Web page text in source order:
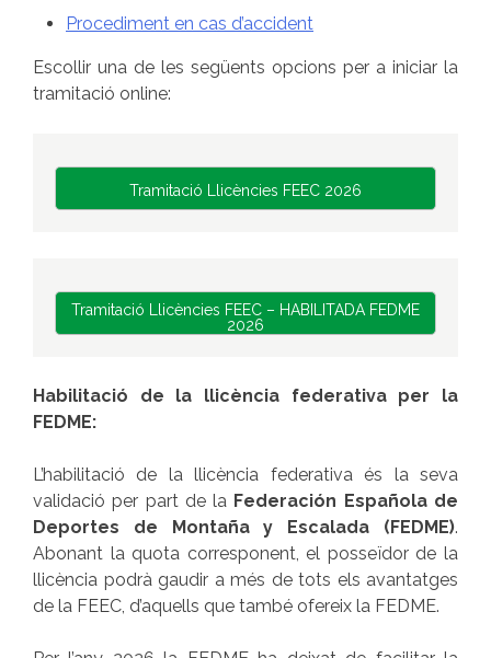
Procediment en cas d’accident
Escollir una de les següents opcions per a iniciar la
tramitació online:
Tramitació Llicències FEEC 2026
Tramitació Llicències FEEC – HABILITADA FEDME
2026
Habilitació de la llicència federativa per la
FEDME:
L’habilitació de la llicència federativa és la seva
validació per part de la Federación Española de
Deportes de Montaña y Escalada (FEDME).
Abonant la quota corresponent, el posseïdor de la
llicència podrà gaudir a més de tots els avantatges
de la FEEC, d’aquells que també ofereix la FEDME.